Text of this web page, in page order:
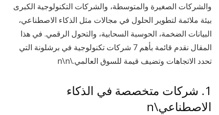
والشركات الصغيرة والمتوسطة، والشركات التكنولوجية الكبرى
بيئة ملائمة لتطوير الحلول في مجالات مثل الذكاء الاصطناعي،
البيانات الضخمة، الحوسبة السحابية، والتحول الرقمي. في هذا
المقال نقدم قائمة بأهم 7 شركات تكنولوجية في برشلونة التي
تحدد الاتجاهات وتضيف قيمة للسوق العالمي.\n\n
1. شركات متخصصة في الذكاء
الاصطناعي\n